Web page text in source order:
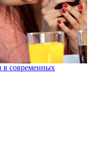
в современных